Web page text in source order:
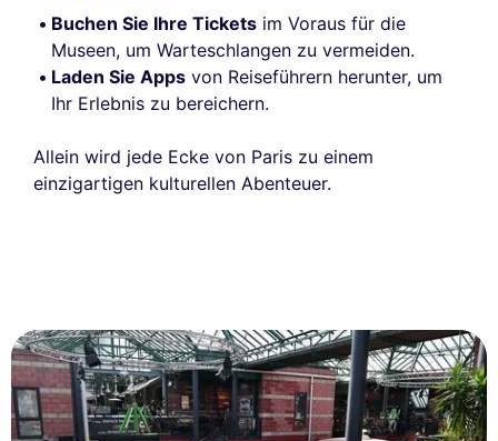
Buchen Sie Ihre Tickets im Voraus für die
Museen, um Warteschlangen zu vermeiden.
Laden Sie Apps von Reiseführern herunter, um
Ihr Erlebnis zu bereichern.
Allein wird jede Ecke von Paris zu einem
einzigartigen kulturellen Abenteuer.